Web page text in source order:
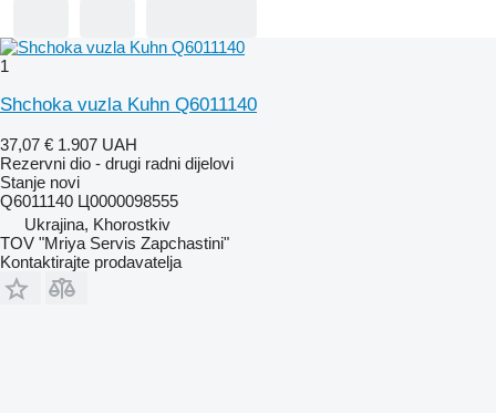
1
Shchoka vuzla Kuhn Q6011140
37,07 € 1.907 UAH
Rezervni dio - drugi radni dijelovi
Stanje novi
Q6011140 Ц0000098555
Ukrajina, Khorostkiv
TOV "Mriya Servis Zapchastini"
Kontaktirajte prodavatelja